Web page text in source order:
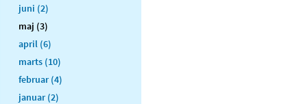
juni (2)
maj (3)
april (6)
marts (10)
februar (4)
januar (2)